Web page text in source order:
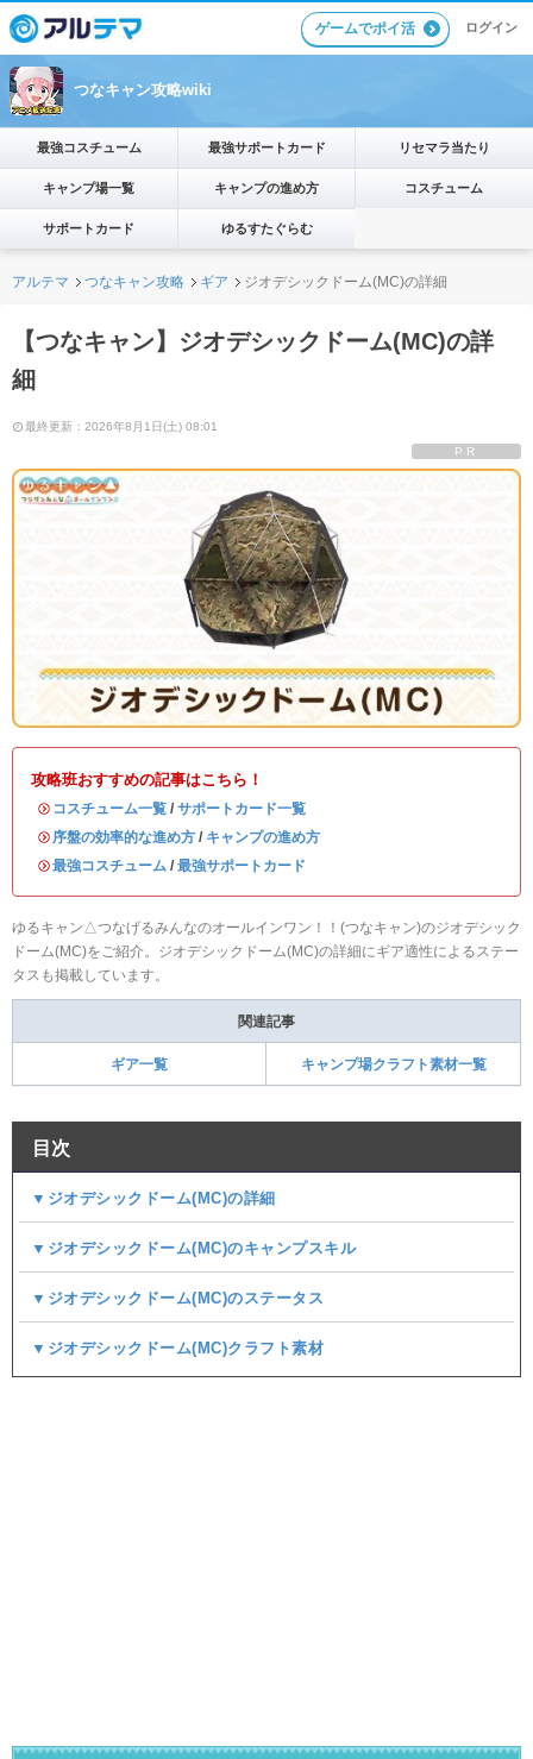
ゲームでポイ活 ログイン
つなキャン攻略wiki
最強コスチューム 最強サポートカード リセマラ当たり
キャンプ場一覧 キャンプの進め方 コスチューム
サポートカード ゆるすたぐらむ
アルテマ つなキャン攻略 ギア ジオデシックドーム(MC)の詳細
【つなキャン】ジオデシックドーム(MC)の詳
細
最終更新：2026年8月1日(土) 08:01
PR
攻略班おすすめの記事はこちら！
・ コスチューム一覧 / サポートカード一覧
・ 序盤の効率的な進め方 / キャンプの進め方
・最強コスチューム / 最強サポートカード
ゆるキャン△つなげるみんなのオールインワン！！(つなキャン)のジオデシック
ドーム(MC)をご紹介。ジオデシックドーム(MC)の詳細にギア適性によるステー
タスも掲載しています。
関連記事
ギア一覧 キャンプ場クラフト素材一覧
目次
▼ジオデシックドーム(MC)の詳細
▼ジオデシックドーム(MC)のキャンプスキル
▼ジオデシックドーム(MC)のステータス
▼ジオデシックドーム(MC)クラフト素材